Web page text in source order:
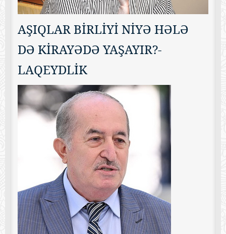
AŞIQLAR BİRLİYİ NİYƏ HƏLƏ
DƏ KİRAYƏDƏ YAŞAYIR?-
LAQEYDLİK